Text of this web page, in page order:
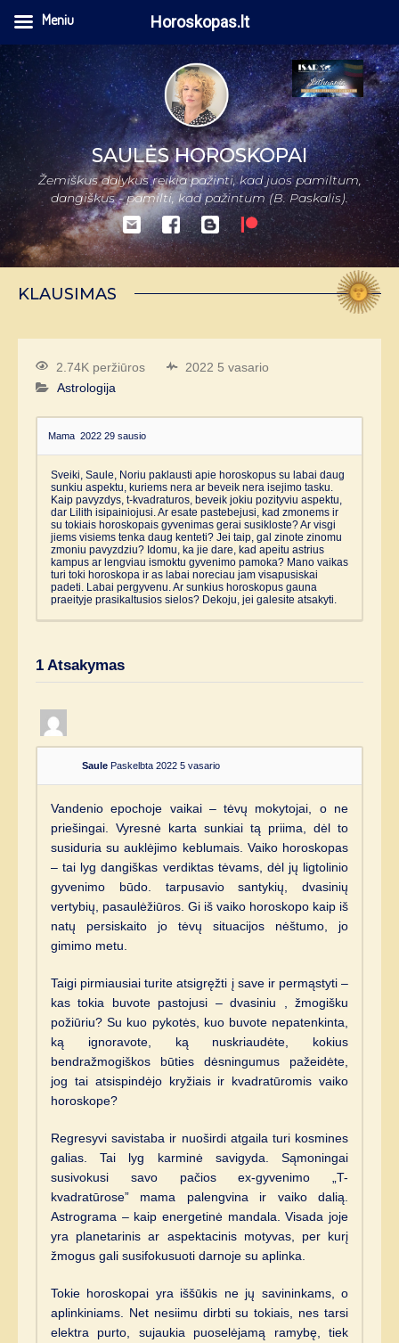
SAULĖS HOROSKOPAI
Žemiškus dalykus reikia pažinti, kad juos pamiltum,
dangiškus - pamilti, kad pažintum (B. Paskalis).
KLAUSIMAS
2.74K peržiūros
2022 5 vasario
Astrologija
Mama 2022 29 sausio
Sveiki, Saule, Noriu paklausti apie horoskopus su labai daug
sunkiu aspektu, kuriems nera ar beveik nera isejimo tasku.
Kaip pavyzdys, t-kvadraturos, beveik jokiu pozityviu aspektu,
dar Lilith isipainiojusi. Ar esate pastebejusi, kad zmonems ir
su tokiais horoskopais gyvenimas gerai susikloste? Ar visgi
jiems visiems tenka daug kenteti? Jei taip, gal zinote zinomu
zmoniu pavyzdziu? Idomu, ka jie dare, kad apeitu astrius
kampus ar lengviau ismoktu gyvenimo pamoka? Mano vaikas
turi toki horoskopa ir as labai noreciau jam visapusiskai
padeti. Labai pergyvenu. Ar sunkius horoskopus gauna
praeityje prasikaltusios sielos? Dekoju, jei galesite atsakyti.
1 Atsakymas
Saule Paskelbta 2022 5 vasario
Vandenio epochoje vaikai – tėvų mokytojai, o ne
priešingai. Vyresnė karta sunkiai tą priima, dėl to
susiduria su auklėjimo keblumais. Vaiko horoskopas
– tai lyg dangiškas verdiktas tėvams, dėl jų ligtolinio
gyvenimo būdo. tarpusavio santykių, dvasinių
vertybių, pasaulėžiūros. Gi iš vaiko horoskopo kaip iš
natų persiskaito jo tėvų situacijos nėštumo, jo
gimimo metu.
Taigi pirmiausiai turite atsigręžti į save ir permąstyti –
kas tokia buvote pastojusi – dvasiniu , žmogišku
požiūriu? Su kuo pykotės, kuo buvote nepatenkinta,
ką ignoravote, ką nuskriaudėte, kokius
bendražmogiškos būties dėsningumus pažeidėte,
jog tai atsispindėjo kryžiais ir kvadratūromis vaiko
horoskope?
Regresyvi savistaba ir nuoširdi atgaila turi kosmines
galias. Tai lyg karminė savigyda. Sąmoningai
susivokusi savo pačios ex-gyvenimo „T-
kvadratūrose” mama palengvina ir vaiko dalią.
Astrograma – kaip energetinė mandala. Visada joje
yra planetarinis ar aspektacinis motyvas, per kurį
žmogus gali susifokusuoti darnoje su aplinka.
Tokie horoskopai yra iššūkis ne jų savininkams, o
aplinkiniams. Net nesiimu dirbti su tokiais, nes tarsi
elektra purto, sujaukia puoselėjamą ramybę, tiek
Meniu Horoskopas.lt